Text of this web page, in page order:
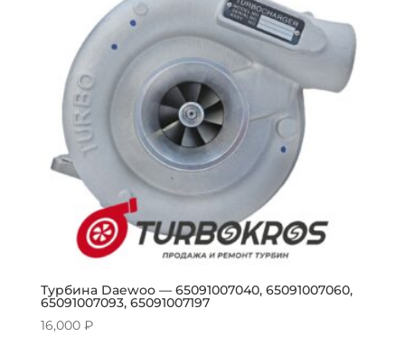
Турбина Daewoo — 65091007040, 65091007060,
65091007093, 65091007197
16,000 ₽